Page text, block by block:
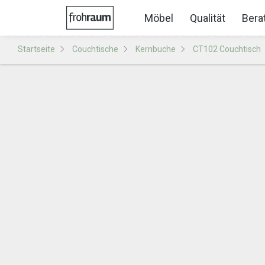
Möbel Qualität
Startseite Couchtische Kernbuche CT102 Couchtisch